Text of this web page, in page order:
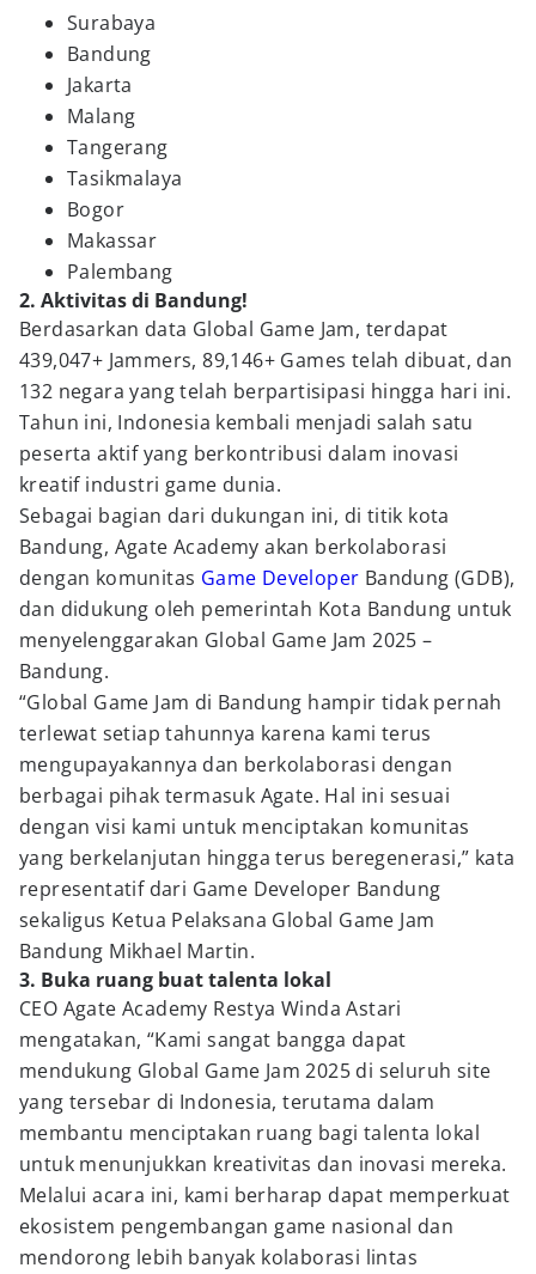
Surabaya
Bandung
Jakarta
Malang
Tangerang
Tasikmalaya
Bogor
Makassar
Palembang
2. Aktivitas di Bandung!
Berdasarkan data Global Game Jam, terdapat
439,047+ Jammers, 89,146+ Games telah dibuat, dan
132 negara yang telah berpartisipasi hingga hari ini.
Tahun ini, Indonesia kembali menjadi salah satu
peserta aktif yang berkontribusi dalam inovasi
kreatif industri game dunia.
Sebagai bagian dari dukungan ini, di titik kota
Bandung, Agate Academy akan berkolaborasi
dengan komunitas Game Developer Bandung (GDB),
dan didukung oleh pemerintah Kota Bandung untuk
menyelenggarakan Global Game Jam 2025 –
Bandung.
“Global Game Jam di Bandung hampir tidak pernah
terlewat setiap tahunnya karena kami terus
mengupayakannya dan berkolaborasi dengan
berbagai pihak termasuk Agate. Hal ini sesuai
dengan visi kami untuk menciptakan komunitas
yang berkelanjutan hingga terus beregenerasi,” kata
representatif dari Game Developer Bandung
sekaligus Ketua Pelaksana Global Game Jam
Bandung Mikhael Martin.
3. Buka ruang buat talenta lokal
CEO Agate Academy Restya Winda Astari
mengatakan, “Kami sangat bangga dapat
mendukung Global Game Jam 2025 di seluruh site
yang tersebar di Indonesia, terutama dalam
membantu menciptakan ruang bagi talenta lokal
untuk menunjukkan kreativitas dan inovasi mereka.
Melalui acara ini, kami berharap dapat memperkuat
ekosistem pengembangan game nasional dan
mendorong lebih banyak kolaborasi lintas